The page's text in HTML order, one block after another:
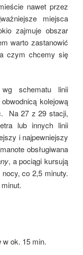
nawet przez
miejsca
zajmuje obszar
warto zastanowić
czym chcemy się
schematu linii
kolejową
Na 27 z 29 stacji,
lub innych linii
i najpewniejszy
obsługiwana
, a pociągi kursują
co 2,5 minuty.
w ok. 15 min.